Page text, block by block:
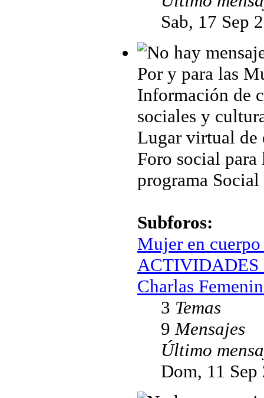
Sab, 17 Sep
Por y para las
Información de
sociales y
Lugar virtual de
Foro social
programa
Subforos:
Mujer en
ACTIVIDADES
Charlas
3 Temas
9Mensajes
Último
Dom, 11